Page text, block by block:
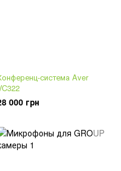
система Aver
000 грн